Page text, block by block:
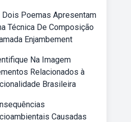
Dois Poemas Apresentam
Técnica De Composição
Enjambement
Na Imagem
Relacionados à
Brasileira
Causadas